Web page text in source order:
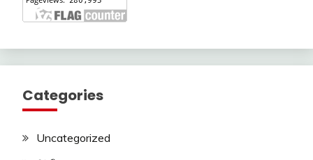
Categories
Uncategorized